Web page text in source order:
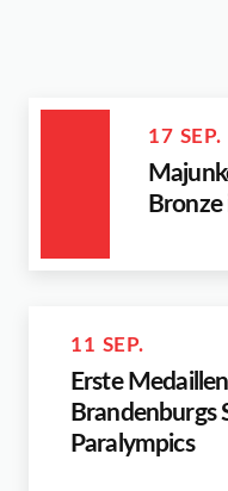
17 SEP.
11 SEP.
Erste
Brandenburgs
Paralympics